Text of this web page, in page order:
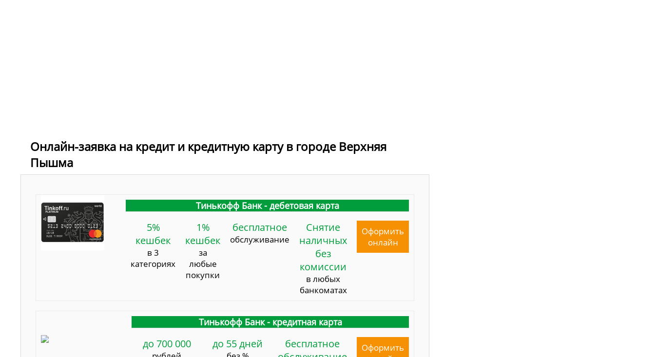
Онлайн-заявка на кредит и кредитную карту в городе Верхняя
Пышма
Тинькофф Банк - дебетовая карта
5%
кешбек
в 3
категориях
1%
кешбек
за
любые
покупки
бесплатное
обслуживание
Снятие
наличных
без
комиссии
в любых
банкоматах
Оформить
онлайн
Тинькофф Банк - кредитная карта
до 700 000 до 55 дней
бесплатное
Оформить